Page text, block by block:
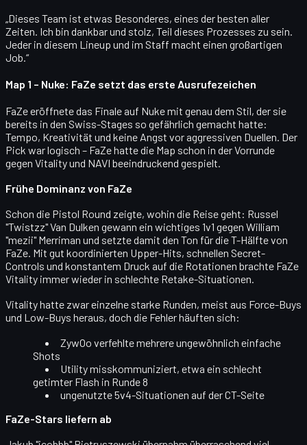
„Dieses Team ist etwas Besonderes, eines der besten aller
Zeiten. Ich bin dankbar und stolz, Teil dieses Prozesses zu sein.
Jeder in diesem Lineup und im Staff macht einen großartigen
Job.“
Map 1 – Nuke: FaZe setzt das erste Ausrufezeichen
FaZe eröffnete das Finale auf Nukemit genau dem Stil, der sie
bereits in den Swiss-Stages so gefährlich gemacht hatte:
Tempo, Kreativität und keine Angst vor aggressiven Duellen. Der
Pick war logisch – FaZe hatte die Map schon in der Vorrunde
gegen Vitality und NAVI beeindruckend gespielt.
Frühe Dominanz von FaZe
Schon die Pistol Round zeigte, wohin die Reise geht: Russel
"Twistzz" Van Dulken gewann ein wichtiges 1v1 gegen William
"mezii" Merriman und setzte damit den Ton für die T-Hälfte von
FaZe. Mit gut koordinierten Upper-Hits, schnellen Secret-
Controls und konstantem Druck auf die Rotationen brachte FaZe
Vitality immer wieder in schlechte Retake-Situationen.
Vitality hatte zwar einzelne starke Runden, meist aus Force-Buys
und Low-Buys heraus, doch die Fehler häuften sich:
ZywOo verfehlte mehrere ungewöhnlich einfache
Shots
Utility misskommuniziert, etwa ein schlecht
getimter Flash in Runde 8
ungenutzte 5v4-Situationen auf der CT-Seite
FaZe-Stars liefern ab